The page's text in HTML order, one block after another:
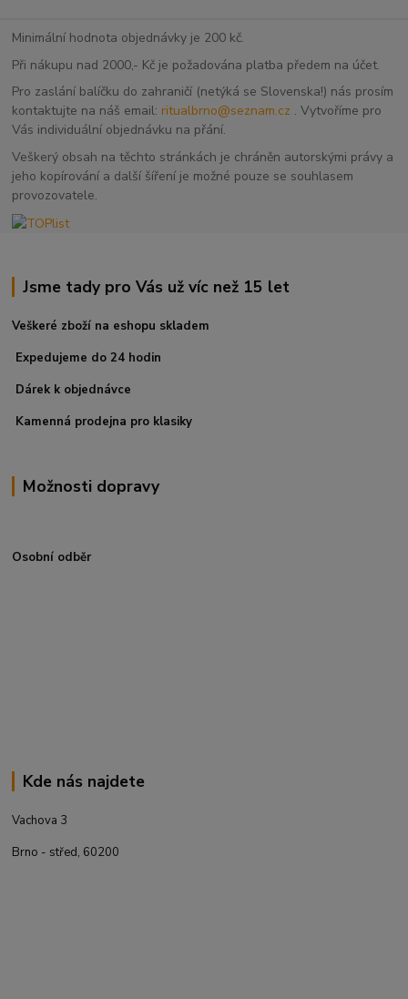
Minimální hodnota objednávky je 200 kč.
Při nákupu nad 2000,- Kč je požadována platba předem na účet.
Pro zaslání balíčku do zahraničí (netýká se Slovenska!) nás prosím
kontaktujte na náš email: ritualbrno@seznam.cz . Vytvoříme pro
Vás individuální objednávku na přání.
Veškerý obsah na těchto stránkách je chráněn autorskými právy a
jeho kopírování a další šíření je možné pouze se souhlasem
provozovatele.
Jsme tady pro Vás už víc než 15 let
Veškeré zboží na eshopu skladem
Expedujeme do 24 hodin
Dárek k objednávce
Kamenná prodejna pro klasiky
Možnosti dopravy
Osobní odběr
Kde nás najdete
Vachova 3
Brno - střed, 60200